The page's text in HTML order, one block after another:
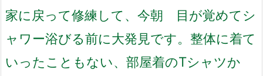
家に戻って修練して、 今朝 目が覚めてシ
ャワー浴びる前に大発見です。 整体に着て
いったこともない、 部屋着のTシャツか